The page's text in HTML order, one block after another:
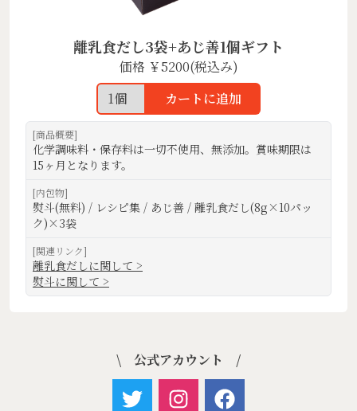
離乳食だし3袋+あじ善1個ギフト
価格 ￥5200(税込み)
カートに追加
[商品概要]
化学調味料・保存料は一切不使用、 無添加。 賞味期限は
15ヶ月と なります。
[内包物]
熨斗(無料) / レシピ集 / あじ善 / 離乳食だし(8g×10パッ
ク)×3袋
[関連リンク]
離乳食だしに関して >
熨斗に関して >
\ 公式アカウント /